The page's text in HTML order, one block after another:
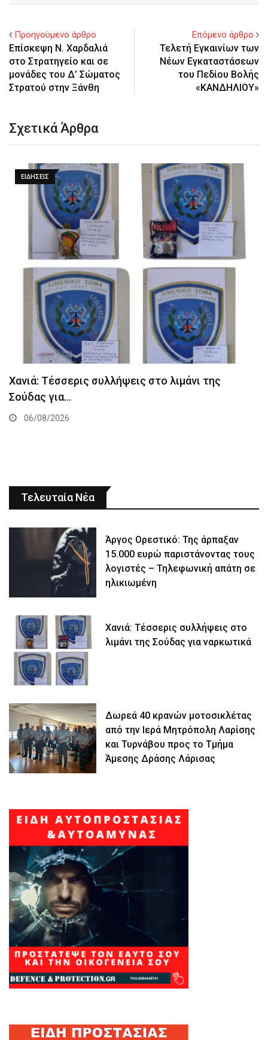
Προηγούμενο άρθρο
Επίσκεψη Ν. Χαρδαλιά
στο Στρατηγείο και σε
μονάδες του Δ’ Σώματος
Στρατού στην Ξάνθη
Επόμενο άρθρο
Τελετή Εγκαινίων των
Νέων Εγκαταστάσεων
του Πεδίου Βολής
«ΚΑΝΔΗΛΙΟΥ»
Σχετικά Άρθρα
ΕΙΔΉΣΕΙΣ
Χανιά: Τέσσερις συλλήψεις στο λιμάνι της
Σούδας για…
06/08/2026
Τελευταία Νέα
Άργος Ορεστικό: Της άρπαξαν
15.000 ευρώ παριστάνοντας τους
λογιστές – Τηλεφωνική απάτη σε
ηλικιωμένη
Χανιά: Τέσσερις συλλήψεις στο
λιμάνι της Σούδας για ναρκωτικά
Δωρεά 40 κρανών μοτοσικλέτας
από την Ιερά Μητρόπολη Λαρίσης
και Τυρνάβου προς το Τμήμα
Άμεσης Δράσης Λάρισας